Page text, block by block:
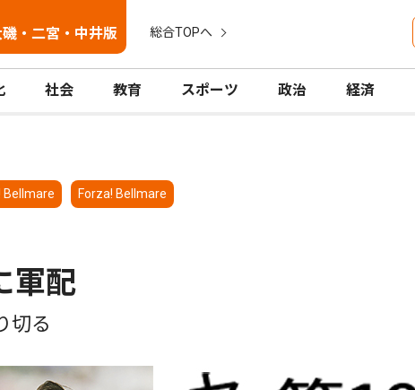
・二宮・中井版 総合TOPへ
社会 教育 スポーツ 政治 経済
Bellmare Forza! Bellmare
軍配
切る